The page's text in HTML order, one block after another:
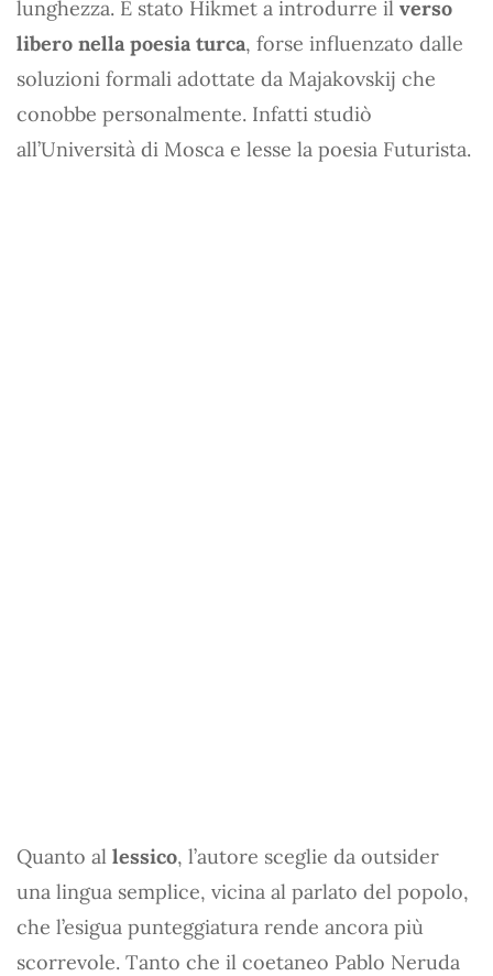
lunghezza. È stato Hikmet a introdurre il verso
libero nella poesia turca, forse influenzato dalle
soluzioni formali adottate da Majakovskij che
conobbe personalmente. Infatti studiò
all’Università di Mosca e lesse la poesia Futurista.
Quanto al lessico, l’autore sceglie da outsider
una lingua semplice, vicina al parlato del popolo,
che l’esigua punteggiatura rende ancora più
scorrevole. Tanto che il coetaneo Pablo Neruda